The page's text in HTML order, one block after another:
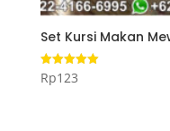
Set Kursi Makan
Dinilai
5.00
Rp123